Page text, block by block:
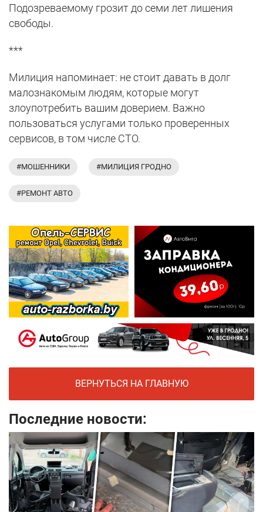
Подозреваемому грозит до семи лет лишения
свободы.
***
Милиция напоминает: не стоит давать в долг
малознакомым людям, которые могут
злоупотребить вашим доверием. Важно
пользоваться услугами только проверенных
сервисов, в том числе СТО.
#МОШЕННИКИ #МИЛИЦИЯ ГРОДНО
#РЕМОНТ АВТО
ВЕРНУТЬСЯ НА ГЛАВНУЮ
Последние новости: